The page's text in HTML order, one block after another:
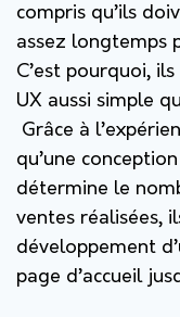
compris qu’ils
assez longtemps
C’est pourquoi,
UX aussi simple
Grâce à
qu’une
détermine le
ventes réalisées,
développement
page d’accueil